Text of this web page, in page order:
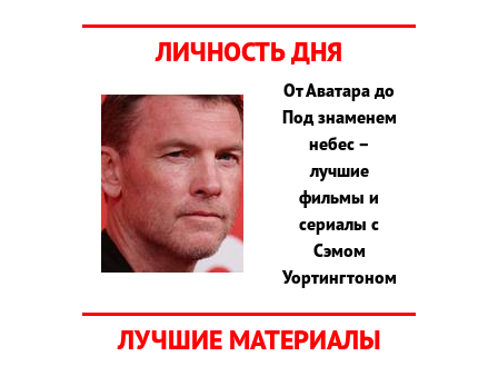
ЛИЧНОСТЬ ДНЯ
От Аватара до
Под знаменем
небес –
лучшие
фильмы и
сериалы с
Сэмом
Уортингтоном
ЛУЧШИЕ МАТЕРИАЛЫ